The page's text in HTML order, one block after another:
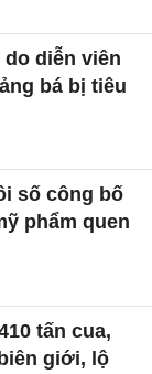
diễn viên
bá bị tiêu
số công bố
phẩm quen
tấn cua,
giới, lộ